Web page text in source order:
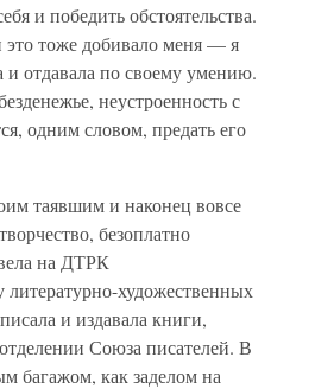
и победить обстоятельства.
это тоже добивало меня — я
и отдавала по своему умению.
неустроенность с
одним словом, предать его
таявшим и наконец вовсе
безоплатно
на ДТРК
литературно-художественных
и издавала книги,
Союза писателей. В
багажом, как заделом на